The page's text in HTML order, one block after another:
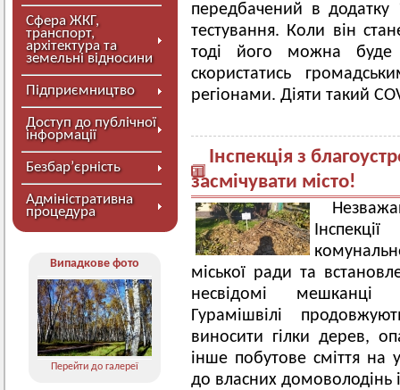
Сфера ЖКГ,
транспорт,
архітектура та
земельні відносини
Підприємництво
Доступ до публічної
інформації
Безбар’єрність
Адміністративна
процедура
Випадкове фото
Перейти до галереї
передбачений в додатку
тестування. Коли він
тоді його можна буде
скористатись
регіонами. Діяти такий
Інспекція з
засмічувати місто!
міської ради та
несвідомі мешканці
Гурамішвілі
виносити гілки дерев,
інше побутове сміття на
до власних домоволодінь